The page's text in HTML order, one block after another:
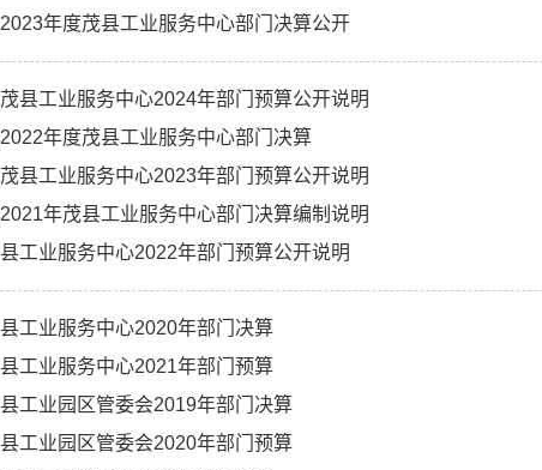
2023年度茂县工业服务中心部门决算公开
茂县工业服务中心2024年部门预算公开说明
2022年度茂县工业服务中心部门决算
茂县工业服务中心2023年部门预算公开说明
2021年茂县工业服务中心部门决算编制说明
县工业服务中心2022年部门预算公开说明
县工业服务中心2020年部门决算
县工业服务中心2021年部门预算
县工业园区管委会2019年部门决算
县工业园区管委会2020年部门预算